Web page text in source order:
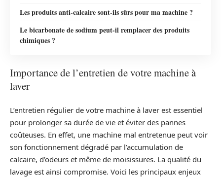
Les produits anti-calcaire sont-ils sûrs pour ma machine ?
Le bicarbonate de sodium peut-il remplacer des produits
chimiques ?
Importance de l’entretien de votre machine à
laver
L’entretien régulier de votre machine à laver est essentiel
pour prolonger sa durée de vie et éviter des pannes
coûteuses. En effet, une machine mal entretenue peut voir
son fonctionnement dégradé par l’accumulation de
calcaire, d’odeurs et même de moisissures. La qualité du
lavage est ainsi compromise. Voici les principaux enjeux